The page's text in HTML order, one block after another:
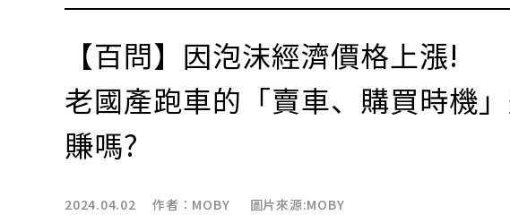
【百問】因泡沫經濟價格上漲!
老國產跑車的「賣車、購買時機
賺嗎?
2024.04.02 作者： MOBY 圖片來源:MOBY